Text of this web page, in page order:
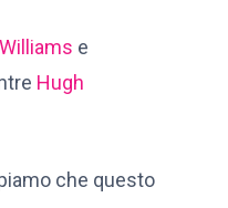
e
Hugh
che questo